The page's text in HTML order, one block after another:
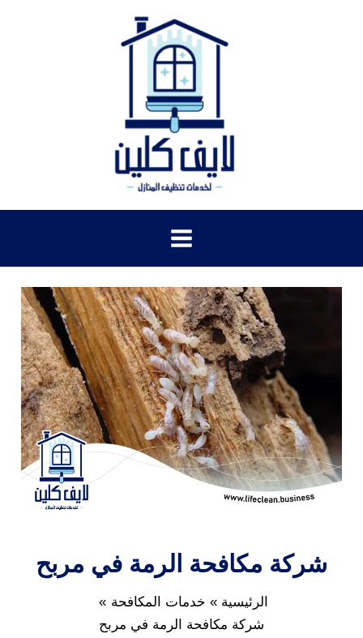
شركة مكافحة الرمة في مربح
الرئيسية
خدمات المكافحة
شركة مكافحة الرمة في مربح